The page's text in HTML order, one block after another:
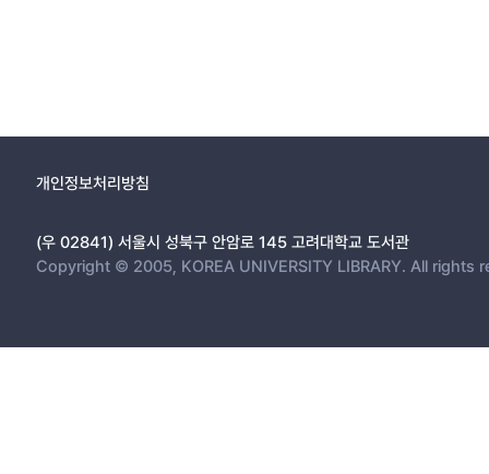
개인정보처리방침
(우 02841) 서울시 성북구 안암로 145 고려대학교 도서관
Copyright © 2005, KOREA UNIVERSITY LIBRARY. All rights